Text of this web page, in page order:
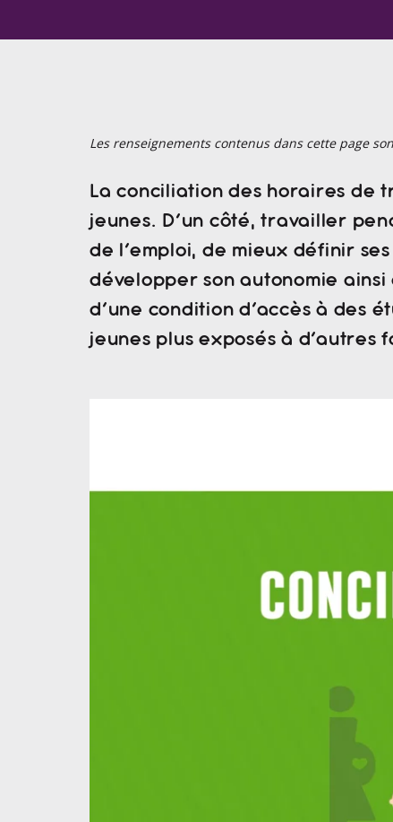
Les renseignements contenus dans cette page
La conciliation des horaires de
jeunes. D’un côté, travailler
de l’emploi, de mieux définir
développer son autonomie
d’une condition d’accès à des
jeunes plus exposés à